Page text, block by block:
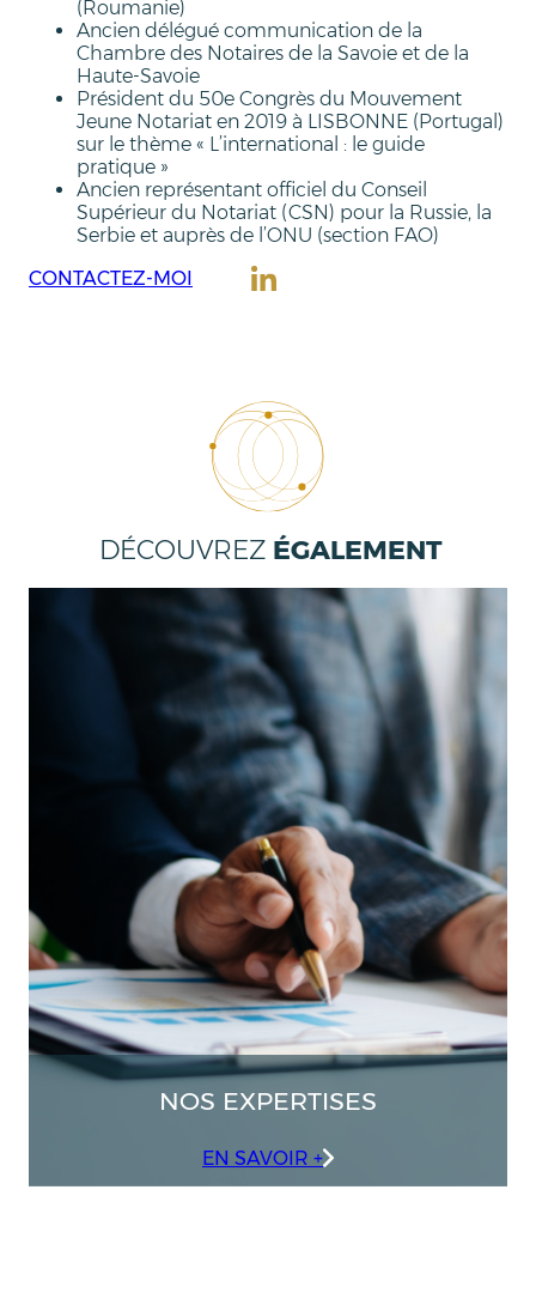
(Roumanie)
Ancien délégué communication de la
Chambre des Notaires de la Savoie et de la
Haute-Savoie
Président du 50e Congrès du Mouvement
Jeune Notariat en 2019 à LISBONNE (Portugal)
sur le thème « L’international : le guide
pratique »
Ancien représentant officiel du Conseil
Supérieur du Notariat (CSN) pour la Russie, la
Serbie et auprès de l’ONU (section FAO)
CONTACTEZ-MOI
DÉCOUVREZ ÉGALEMENT
NOS EXPERTISES
EN SAVOIR +